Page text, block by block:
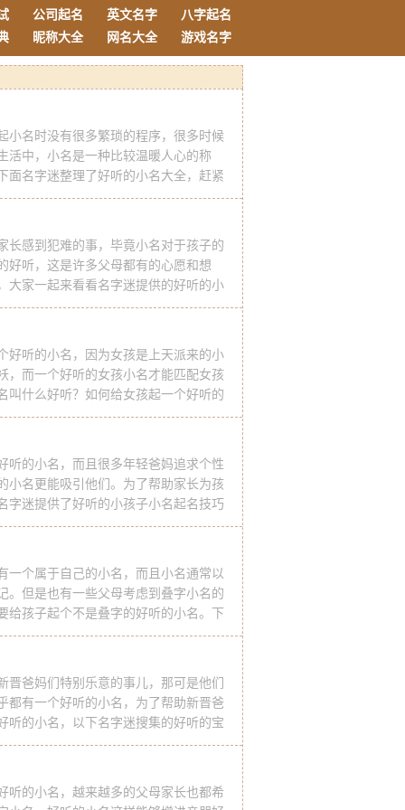
公司起名 英文名字
八字起名
昵称大全 网名大全 游戏名字
小名时没有很多繁琐的程序，很多时候
活中，小名是一种比较温暖人心的称
面名字迷整理了好听的小名大全，赶紧
新好听的小名儿推荐 【点点】给人一种
长感到犯难的事，毕竟小名对于孩子的
好听，这是许多父母都有的心愿和想
大家一起来看看名字迷提供的好听的小
【用叠字给男孩起好听的小名】在我们
好听的小名，因为女孩是上天派来的小
，而一个好听的女孩小名才能匹配女孩
叫什么好听？如何给女孩起一个好听的
题都是一筹莫展的，名字迷在这里为大
听的小名，而且很多年轻爸妈追求个性
小名更能吸引他们。为了帮助家长为孩
字迷提供了好听的小孩子小名起名技巧
家参考使用。 好听的小孩子小名起名技
一个属于自己的小名，而且小名通常以
。但是也有一些父母考虑到叠字小名的
给孩子起个不是叠字的好听的小名。下
的不叠字小名起名方法及萌萌哒的小名
晋爸妈们特别乐意的事儿，那可是他们
都有一个好听的小名，为了帮助新晋爸
听的小名，以下名字迷搜集的好听的宝
一个是你喜欢的。 好听的宝宝小名推荐
听的小名，越来越多的父母家长也都希